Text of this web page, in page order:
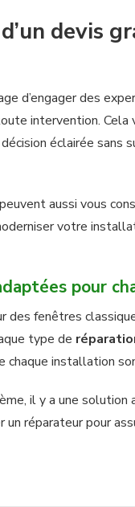
devis
d’engager des
intervention. Cela
éclairée sans
aussi vous
votre
pour
des fenêtres
type de
chaque installation
il y a une solution
un réparateur pour